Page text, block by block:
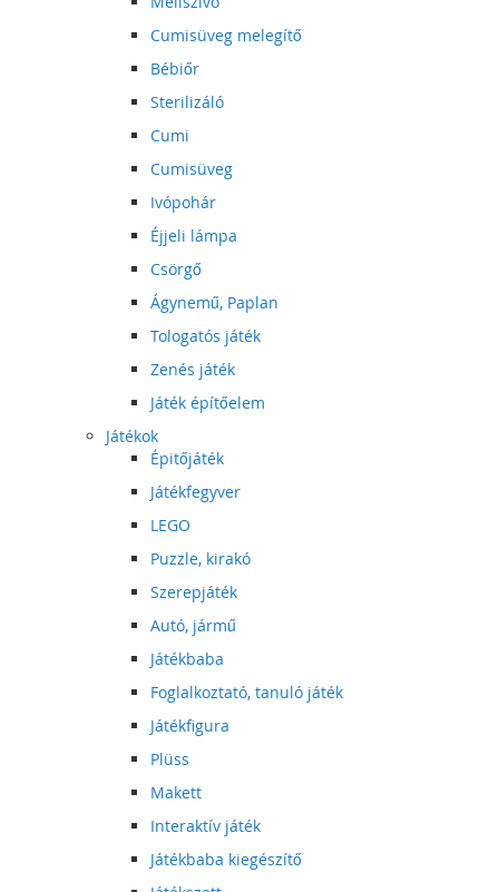
Cumisüveg melegítő
Bébiőr
Sterilizáló
Cumi
Cumisüveg
Ivópohár
Éjjeli lámpa
Csörgő
Ágynemű, Paplan
Tologatós játék
Zenés játék
Játék építőelem
Játékok
Épitőjáték
Játékfegyver
LEGO
Puzzle, kirakó
Szerepjáték
Autó, jármű
Játékbaba
Foglalkoztató, tanuló játék
Játékfigura
Plüss
Makett
Interaktív játék
Játékbaba kiegészítő